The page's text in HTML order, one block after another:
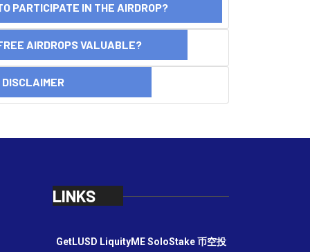
PARTICIPATE IN THE AIRDROP?
AIRDROPS VALUABLE?
LINKS
GetLUSD LiquityME SoloStake 币空投